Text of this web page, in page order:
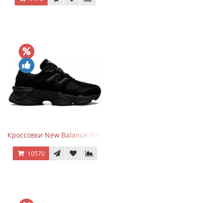
Кроссовки New Balance 9060 Triple Black
10570